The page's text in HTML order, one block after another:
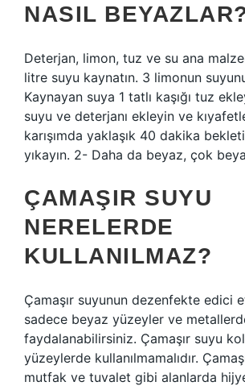
NASIL
Deterjan, limon, tuz ve su ana
litre suyu kaynatın. 3 limonun suyunu
Kaynayan suya 1 tatlı kaşığı tuz
suyu ve deterjanı ekleyin ve
karışımda yaklaşık 40 dakika
yıkayın. 2- Daha da beyaz, çok
ÇAMAŞIR SUYU
NERELERDE
KULLANILMAZ?
Çamaşır suyunun dezenfekte edici
sadece beyaz yüzeyler ve
faydalanabilirsiniz. Çamaşır suyu
yüzeylerde kullanılmamalıdır.
mutfak ve tuvalet gibi alanlarda